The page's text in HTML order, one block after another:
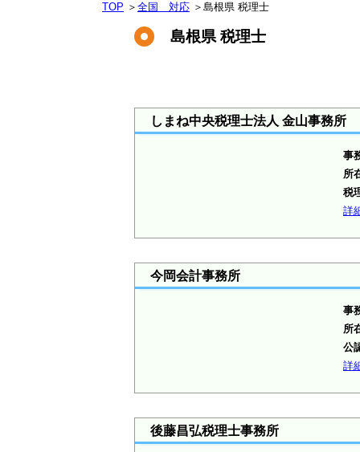
TOP ＞ 全国 対応 ＞ 島根県 税理士
島根県 税理士
しまね中央税理士法人 金山事務所
事
所
税
詳
今岡会計事務所
事
所
公
詳
後藤昌弘税理士事務所